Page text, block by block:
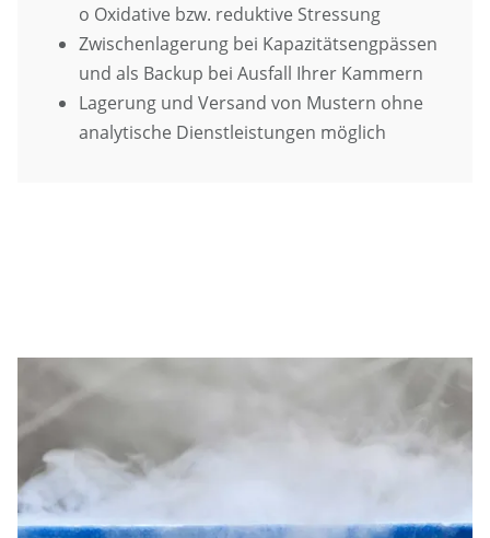
o Oxidative bzw. reduktive Stressung
Zwischenlagerung bei Kapazitätsengpässen
und als Backup bei Ausfall Ihrer Kammern
Lagerung und Versand von Mustern ohne
analytische Dienstleistungen möglich